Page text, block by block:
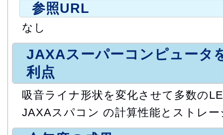
参照URL
なし
JAXAスーパーコンピュータ
利点
吸音ライナ形状を変化させて多数の
JAXAスパコン の計算性能とストレ